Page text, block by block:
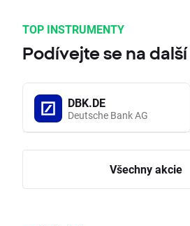
TOP INSTRUMENTY
Podívejte se na
DBK.DE
Deutsche Bank AG
Všechny akcie